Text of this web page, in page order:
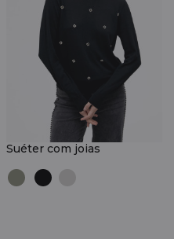
Suéter com joias